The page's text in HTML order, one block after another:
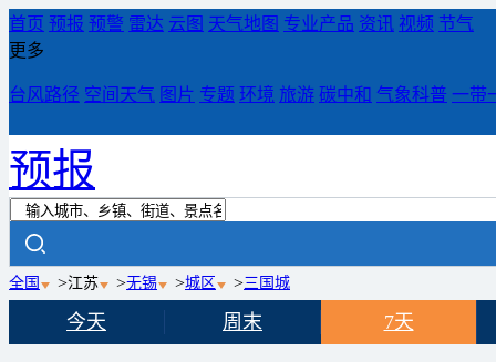
首页 预报 预警 雷达 云图 天气地图 专业产品 资讯 视频 节气
更多
台风路径 空间天气 图片 专题 环境 旅游 碳中和 气象科普 一带
预报
全国 >江苏 >无锡 >城区 >三国城
今天 周末 7天